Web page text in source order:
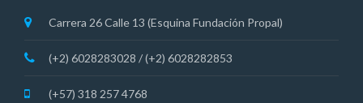
Carrera 26 Calle 13 (Esquina Fundación Propal)
(+2) 6028283028 / (+2) 6028282853
(+57) 318 257 4768